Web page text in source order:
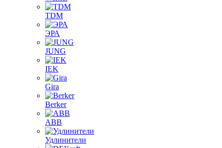
TDM
ЭРА
JUNG
IEK
Gira
Berker
ABB
Удлинители